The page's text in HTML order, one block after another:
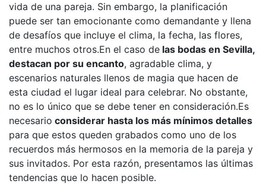
vida de una pareja. Sin embargo, la planificación
puede ser tan emocionante como demandante y llena
de desafíos que incluye el clima, la fecha, las flores,
entre muchos otros.En el caso de las bodas en Sevilla,
destacan por su encanto, agradable clima, y
escenarios naturales llenos de magia que hacen de
esta ciudad el lugar ideal para celebrar. No obstante,
no es lo único que se debe tener en consideración.Es
necesario considerar hasta los más mínimos detalles
para que estos queden grabados como uno de los
recuerdos más hermosos en la memoria de la pareja y
sus invitados. Por esta razón, presentamos las últimas
tendencias que lo hacen posible.